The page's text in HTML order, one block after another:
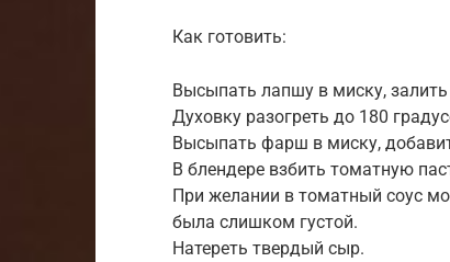
Как готовить:
Высыпать лапшу в миску,
Духовку разогреть до 180
Высыпать фарш в миску,
В блендере взбить томатную
При желании в томатный соус
была слишком густой.
Натереть твердый сыр.